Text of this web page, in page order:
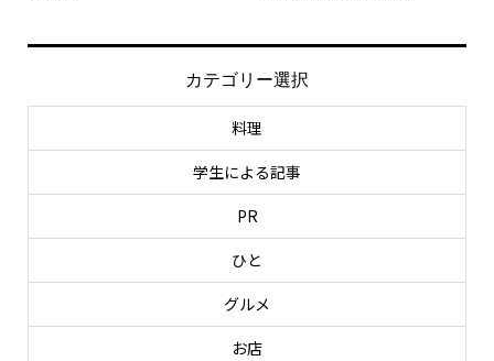
カテゴリー選択
料理
学生による記事
PR
ひと
グルメ
お店